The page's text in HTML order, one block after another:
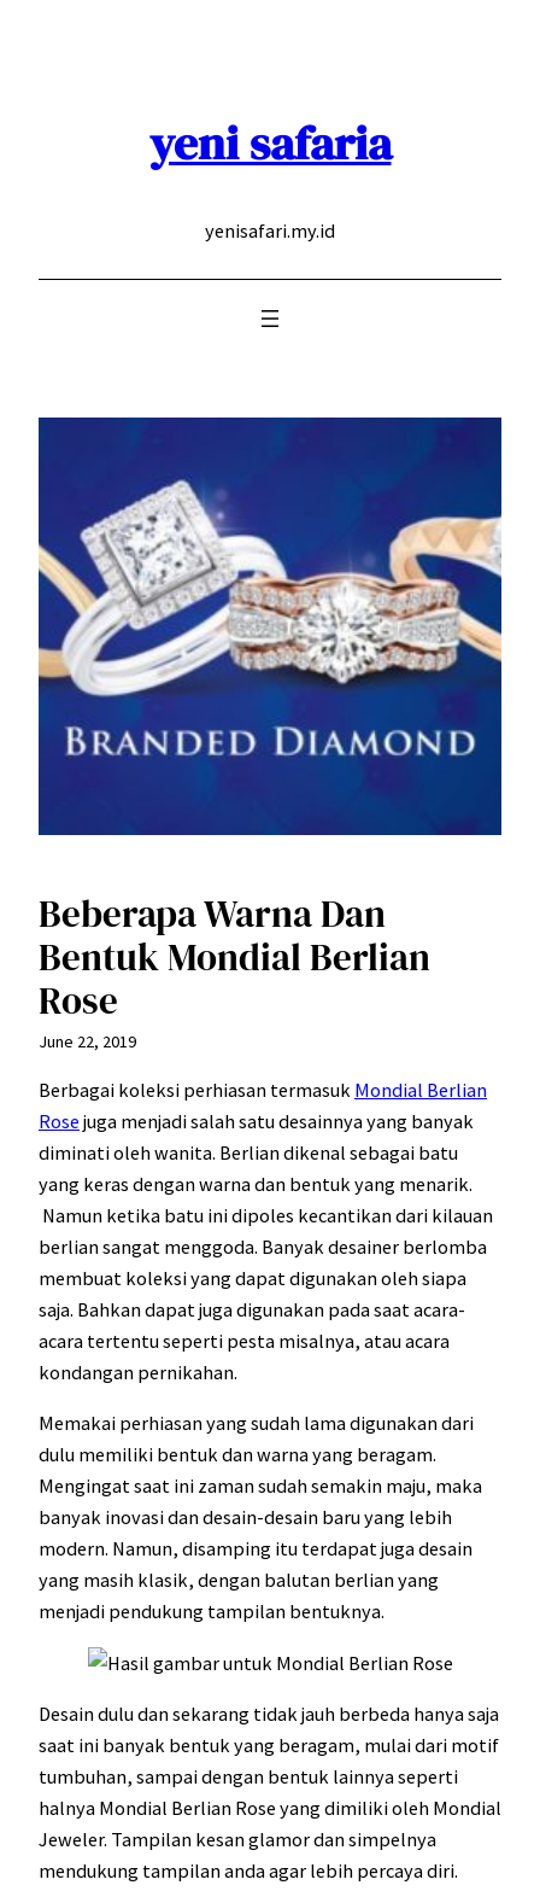
yeni safaria
yenisafari.my.id
Beberapa Warna Dan
Bentuk Mondial Berlian
Rose
June 22, 2019
Berbagai koleksi perhiasan termasuk Mondial Berlian
Rose juga menjadi salah satu desainnya yang banyak
diminati oleh wanita. Berlian dikenal sebagai batu
yang keras dengan warna dan bentuk yang menarik.
Namun ketika batu ini dipoles kecantikan dari kilauan
berlian sangat menggoda. Banyak desainer berlomba
membuat koleksi yang dapat digunakan oleh siapa
saja. Bahkan dapat juga digunakan pada saat acara-
acara tertentu seperti pesta misalnya, atau acara
kondangan pernikahan.
Memakai perhiasan yang sudah lama digunakan dari
dulu memiliki bentuk dan warna yang beragam.
Mengingat saat ini zaman sudah semakin maju, maka
banyak inovasi dan desain-desain baru yang lebih
modern. Namun, disamping itu terdapat juga desain
yang masih klasik, dengan balutan berlian yang
menjadi pendukung tampilan bentuknya.
Desain dulu dan sekarang tidak jauh berbeda hanya saja
saat ini banyak bentuk yang beragam, mulai dari motif
tumbuhan, sampai dengan bentuk lainnya seperti
halnya Mondial Berlian Rose yang dimiliki oleh Mondial
Jeweler. Tampilan kesan glamor dan simpelnya
mendukung tampilan anda agar lebih percaya diri.